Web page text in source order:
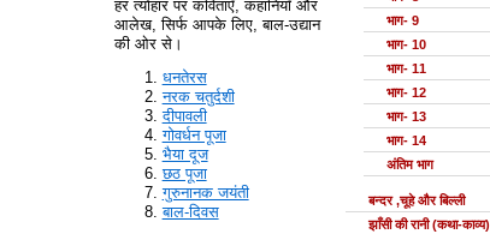
हर त्योहार पर कविताएँ, कहानियाँ और
आलेख, सिर्फ आपके लिए, बाल-उद्यान
की ओर से।
धनतेरस
नरक चतुर्दशी
दीपावली
गोवर्धन पूजा
भैया दूज
छठ पूजा
गुरुनानक जयंती
बाल-दिवस
भाग- 9
भाग- 10
भाग- 11
भाग- 12
भाग- 13
भाग- 14
अंतिम भाग
बन्दर ,चूहे और बिल्ली
झाँसी की रानी (कथा-काव्य)